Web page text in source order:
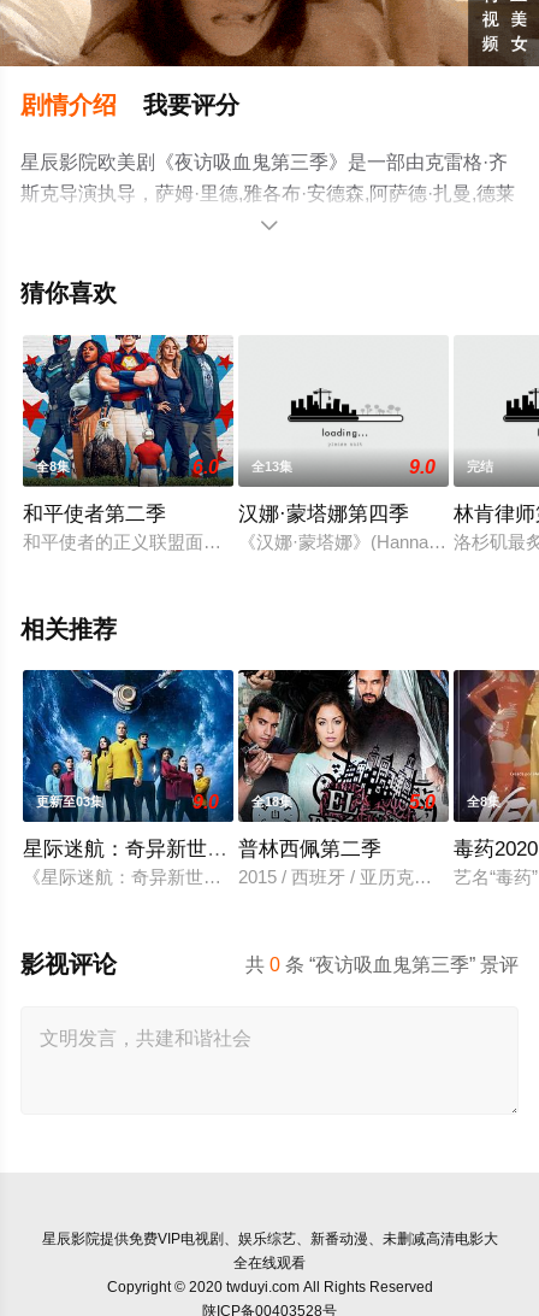
剧情介绍 我要评分
星辰影院欧美剧《夜访吸血鬼第三季》是一部由克雷格·齐
斯克导演执导，萨姆·里德,雅各布·安德森,阿萨德·扎曼,德莱
尼·海勒斯,詹妮弗·艾莉,埃里克·博高森,希拉·阿蒂姆,达米恩·
尔达尔,Ryan,Kattner,保罗·曼奇尼,谢默斯·帕特森,诺亚·雷
已揭晓（全7集），手机免费观看高清无删减完整版电视剧
全集就上星辰影视，更多相关信息可移步至豆瓣电视剧、
电视猫或剧情网等平台了解。

猜你喜欢
全8集 6.0
和平使者第二季
和平使者的正义联盟面试似乎不太顺利，同时他和朋友们面对着
全13集 9.0
汉娜·蒙塔娜第四季
《汉娜·蒙塔娜》(Hannah Montana)
完结
林肯律
洛杉矶最
相关推荐
更新至03集 9.0
星际迷航：奇异新世界第四季
《星际迷航：奇异新世界》已续订第四季。
全18集 5.0
普林西佩第二季
2015 / 西班牙 / 亚历克斯·冈萨雷斯,
全8集
毒药2020
艺名“毒
共0 条 “夜访吸血鬼第三季” 景评
影视评论
星辰影院提供免费VIP电视剧、娱乐综艺、新番动漫、未删减高清电影大
全在线观看
Copyright © 2020 twduyi.com All Rights Reserved
陕ICP备00403528号